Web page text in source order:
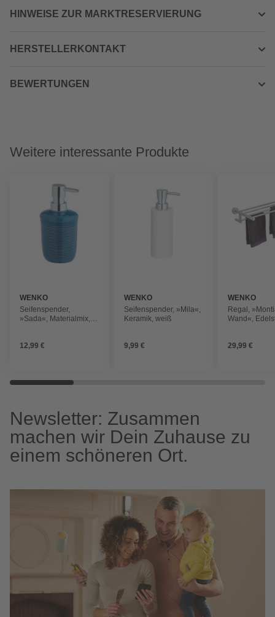
HINWEISE ZUR MARKTRESERVIERUNG
HERSTELLERKONTAKT
BEWERTUNGEN
Weitere interessante Produkte
WENKO
Seifenspender,
»Sada«, Materialmix,
12,99 €
WENKO
Seifenspender, »Mila«,
Keramik, weiß
9,99 €
WENKO
Regal,
Wand«,
29,99 €
Newsletter: Zusammen
machen wir Dein Zuhause zu
einem schöneren Ort.